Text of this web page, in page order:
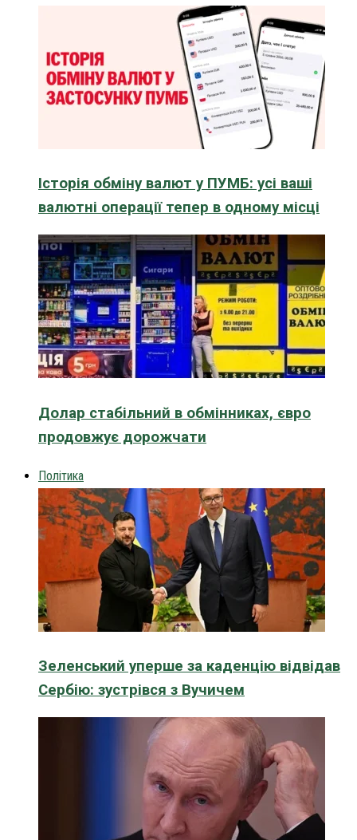
Історія обміну валют у ПУМБ: усі ваші
валютні операції тепер в одному місці
Долар стабільний в обмінниках, євро
продовжує дорожчати
Політика
Зеленський уперше за каденцію відвідав
Сербію: зустрівся з Вучичем